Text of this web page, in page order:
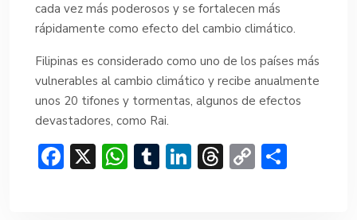
cada vez más poderosos y se fortalecen más
rápidamente como efecto del cambio climático.
Filipinas es considerado como uno de los países más
vulnerables al cambio climático y recibe anualmente
unos 20 tifones y tormentas, algunos de efectos
devastadores, como Rai.
F X W T Li T C